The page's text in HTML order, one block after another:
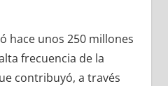
hace unos 250 millones
frecuencia de la
contribuyó, a través